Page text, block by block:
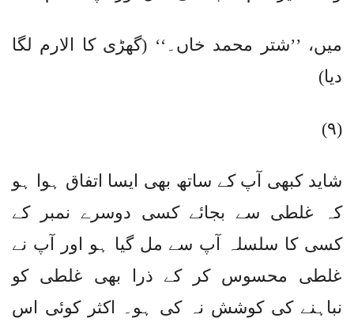
میں، ’’شتر محمد خاں۔‘‘ (گھڑی کا الارم لگا
دیا)
(۹)
شاید کبھی آپ کے ساتھ بھی ایسا اتفاق ہوا ہو
کہ غلطی سے بجائے کسی دوسرے نمبر کے
کسی کا سلسلہ آپ سے مل گیا ہو اور آپ نے
غلطی محسوس کر کے ذرا بھی غلطی کو
نباہنے کی کوشش نہ کی ہو۔ اکثر کوئی اس